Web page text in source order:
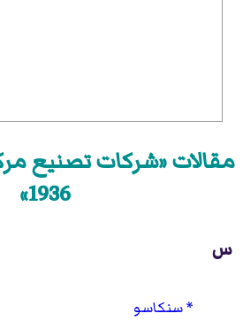
مقالات «شركات تصنيع
1936»
س
سنكاسو